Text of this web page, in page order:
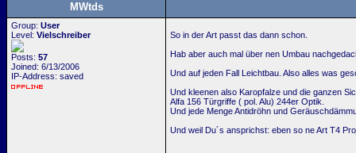
MWtds
Group: User
Level: Vielschreiber
Posts: 57
Joined: 6/13/2006
IP-Address: saved
So in der Art passt das dann schon.
Hab aber auch mal über nen Umbau
Und auf jeden Fall Leichtbau. Also alles was
Und kleenen also Karopfalze und die ganzen
Alfa 156 Türgriffe ( pol. Alu) 244er Optik.
Und jede Menge Antidröhn und
Und weil Du´s ansprichst: eben so ne Art T4